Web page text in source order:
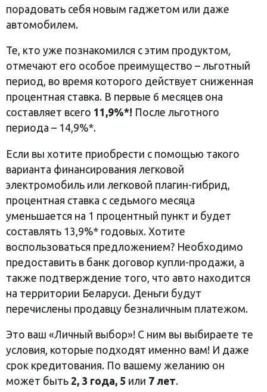
порадовать себя новым гаджетом или даже
автомобилем.
Те, кто уже познакомился с этим продуктом,
отмечают его особое преимущество – льготный
период, во время которого действует сниженная
процентная ставка. В первые 6 месяцев она
составляет всего 11,9%*! После льготного
периода – 14,9%*.
Если вы хотите приобрести с помощью такого
варианта финансирования легковой
электромобиль или легковой плагин-гибрид,
процентная ставка с седьмого месяца
уменьшается на 1 процентный пункт и будет
составлять 13,9%* годовых. Хотите
воспользоваться предложением? Необходимо
предоставить в банк договор купли-продажи, а
также подтверждение того, что авто находится
на территории Беларуси. Деньги будут
перечислены продавцу безналичным платежом.
Это ваш «Личный выбор»! С ним вы выбираете те
условия, которые подходят именно вам! И даже
срок кредитования. По вашему желанию он
может быть 2, 3 года, 5 или 7 лет.